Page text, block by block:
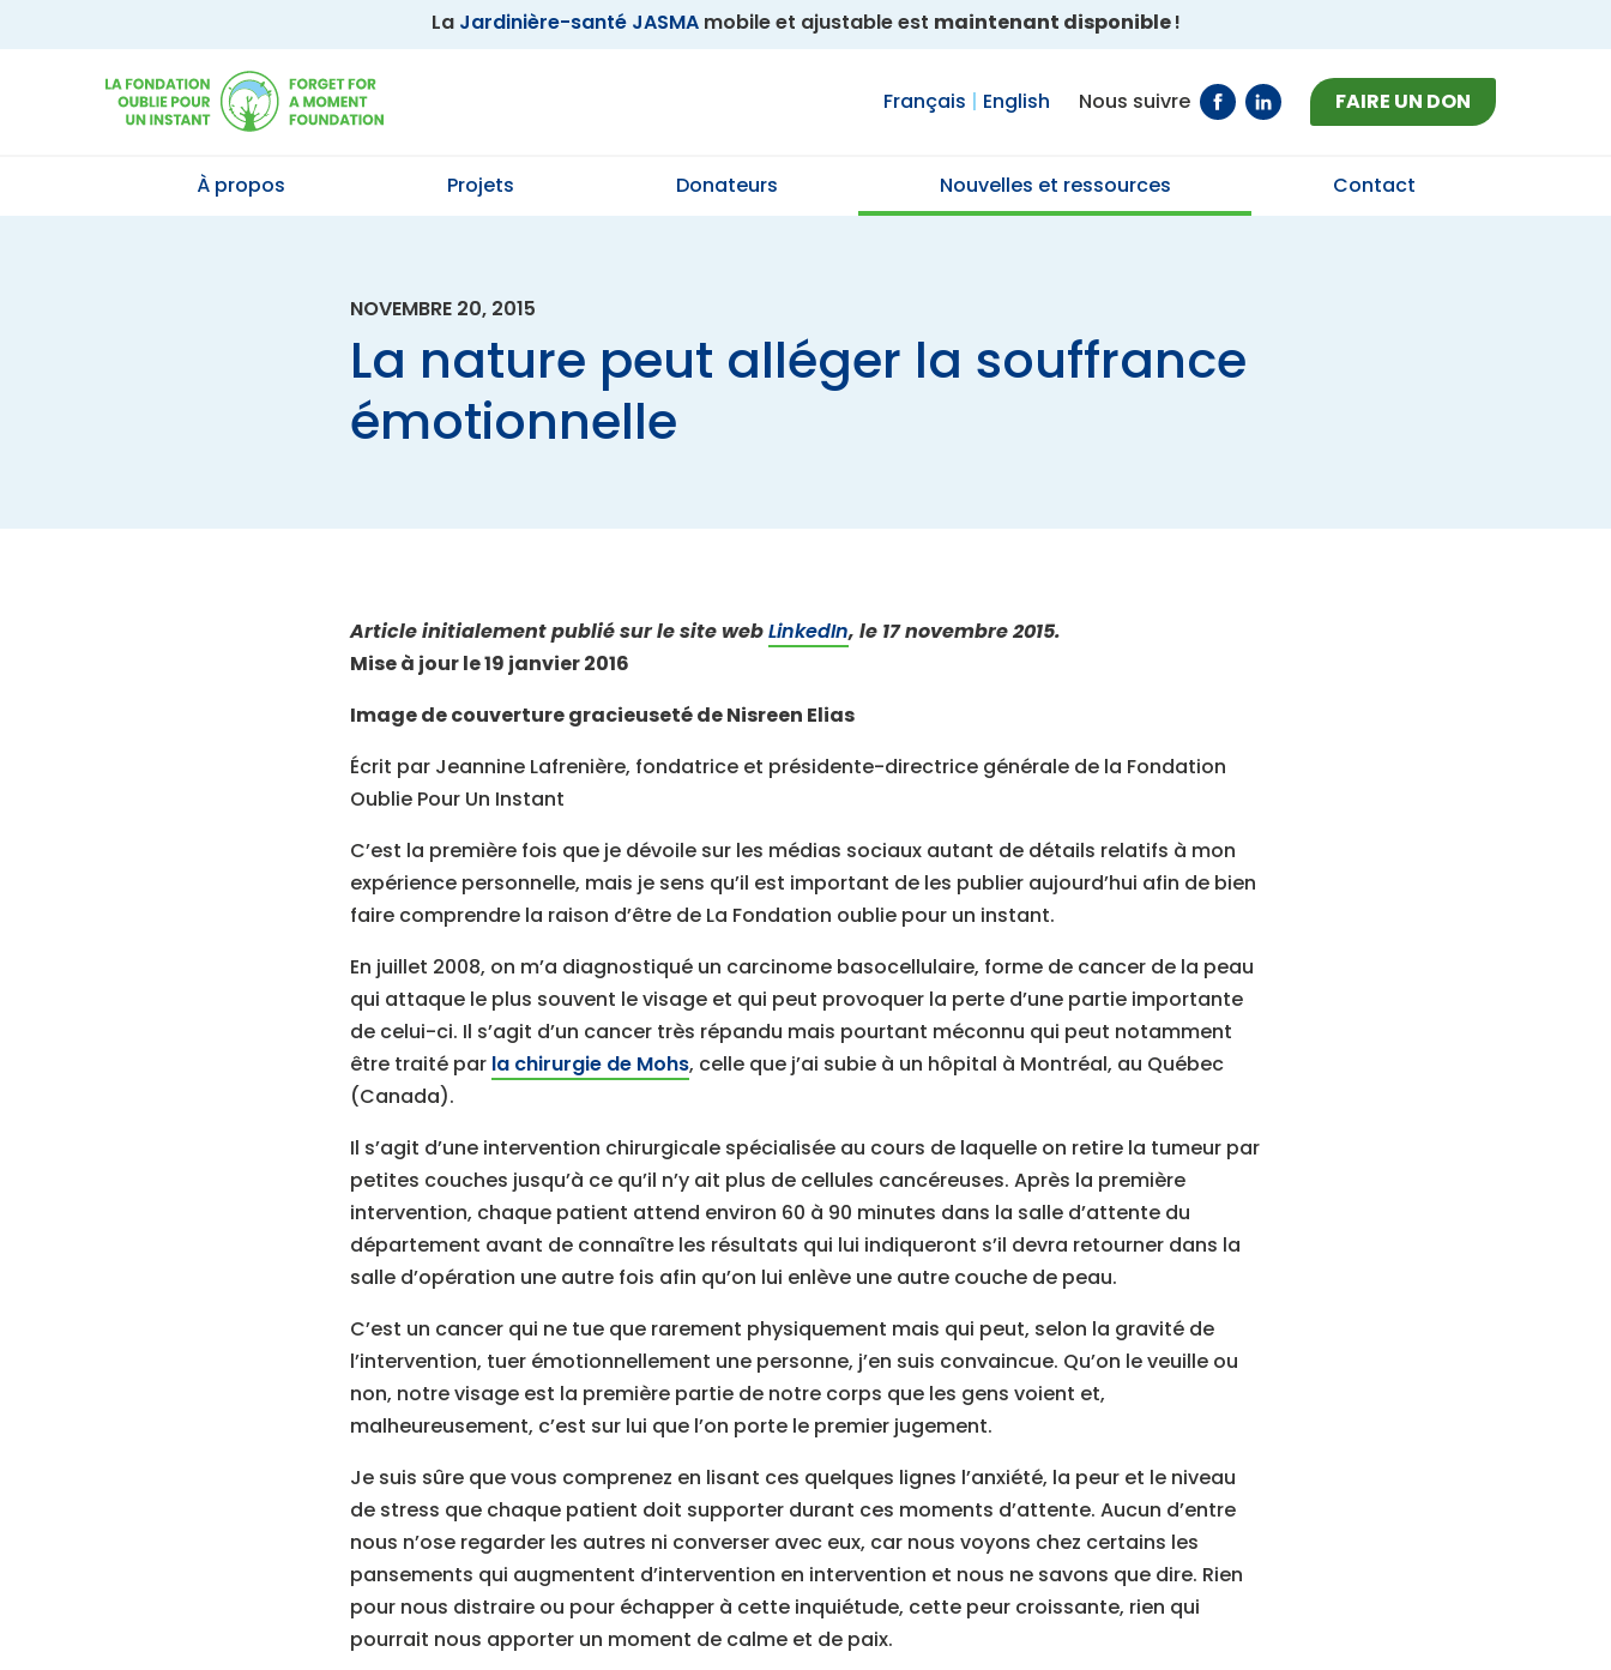
La Jardinière-santé JASMAmobile et ajustable est maintenant disponible!
Français | English Nous suivre FAIRE UN DON
À propos Projets Donateurs Nouvelles et ressources Contact
NOVEMBRE 20, 2015
La nature peut alléger la souffrance
émotionnelle
Article initialement publié sur le site webLinkedIn, le 17 novembre 2015.
Mise à jour le 19 janvier 2016
Image de couverture gracieuseté de Nisreen Elias
Écrit par Jeannine Lafrenière, fondatrice et présidente-directrice générale de la Fondation
Oublie Pour Un Instant
C’est la première fois que je dévoile sur les médias sociaux autant de détails relatifs à mon
expérience personnelle, mais je sens qu’il est important de les publier aujourd’hui afin de bien
faire comprendre la raison d’être de La Fondation oublie pour un instant.
En juillet 2008, on m’a diagnostiqué un carcinome basocellulaire, forme de cancer de la peau
qui attaque le plus souvent le visage et qui peut provoquer la perte d’une partie importante
de celui-ci. Il s’agit d’un cancer très répandu mais pourtant méconnu qui peut notamment
être traité par la chirurgie de Mohs, celle que j’ai subie à un hôpital à Montréal, au Québec
(Canada).
Il s’agit d’une intervention chirurgicale spécialisée au cours de laquelle on retire la tumeur par
petites couches jusqu’à ce qu’il n’y ait plus de cellules cancéreuses. Après la première
intervention, chaque patient attend environ 60 à 90 minutes dans la salle d’attente du
département avant de connaître les résultats qui lui indiqueront s’il devra retourner dans la
salle d’opération une autre fois afin qu’on lui enlève une autre couche de peau.
C’est un cancer qui ne tue que rarement physiquement mais qui peut, selon la gravité de
l’intervention, tuer émotionnellement une personne, j’en suis convaincue. Qu’on le veuille ou
non, notre visage est la première partie de notre corps que les gens voient et,
malheureusement, c’est sur lui que l’on porte le premier jugement.
Je suis sûre que vous comprenez en lisant ces quelques lignes l’anxiété, la peur et le niveau
de stress que chaque patient doit supporter durant ces moments d’attente. Aucun d’entre
nous n’ose regarder les autres ni converser avec eux, car nous voyons chez certains les
pansements qui augmentent d’intervention en intervention et nous ne savons que dire. Rien
pour nous distraire ou pour échapper à cette inquiétude, cette peur croissante, rien qui
pourrait nous apporter un moment de calme et de paix.